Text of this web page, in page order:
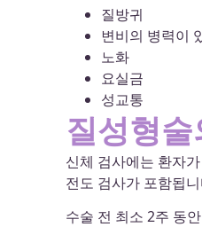
질방귀
변비의 병력이
노화
요실금
성교통
질성형
신체 검사에는 환자
전도 검사가 포함됩
수술 전 최소 2주 동